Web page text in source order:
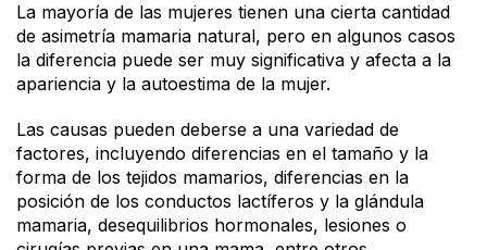
La mayoría de las mujeres tienen una cierta cantidad
de asimetría mamaria natural, pero en algunos casos
la diferencia puede ser muy significativa y afecta a la
apariencia y la autoestima de la mujer.
Las causas pueden deberse a una variedad de
factores, incluyendo diferencias en el tamaño y la
forma de los tejidos mamarios, diferencias en la
posición de los conductos lactíferos y la glándula
mamaria, desequilibrios hormonales, lesiones o